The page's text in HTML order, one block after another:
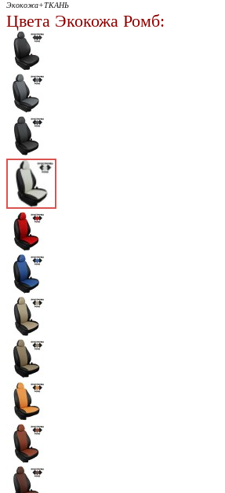
Экокожа+ТКАНЬ
Цвета Экокожа Ромб: